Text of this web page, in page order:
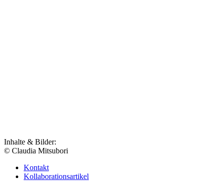
Inhalte & Bilder:
© Claudia Mitsubori
Kontakt
Kollaborationsartikel